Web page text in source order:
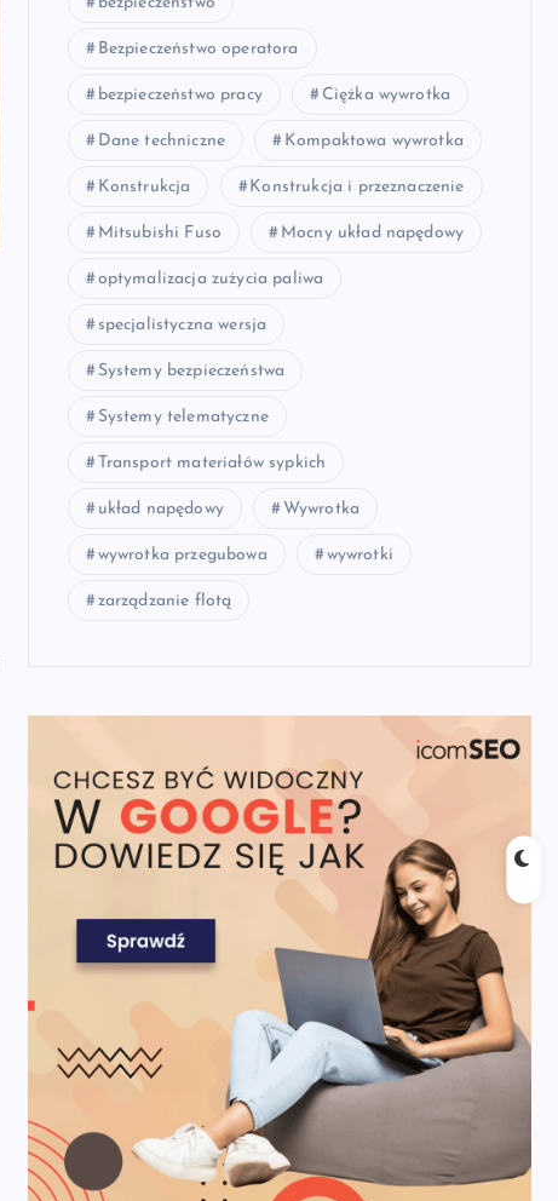
Bezpieczeństwo operatora
bezpieczeństwo pracy Ciężka wywrotka
Dane techniczne Kompaktowa wywrotka
Konstrukcja Konstrukcja i przeznaczenie
Mitsubishi Fuso Mocny układ napędowy
optymalizacja zużycia paliwa
specjalistyczna wersja
Systemy bezpieczeństwa
Systemy telematyczne
Transport materiałów sypkich
układ napędowy Wywrotka
wywrotka przegubowa wywrotki
zarządzanie flotą